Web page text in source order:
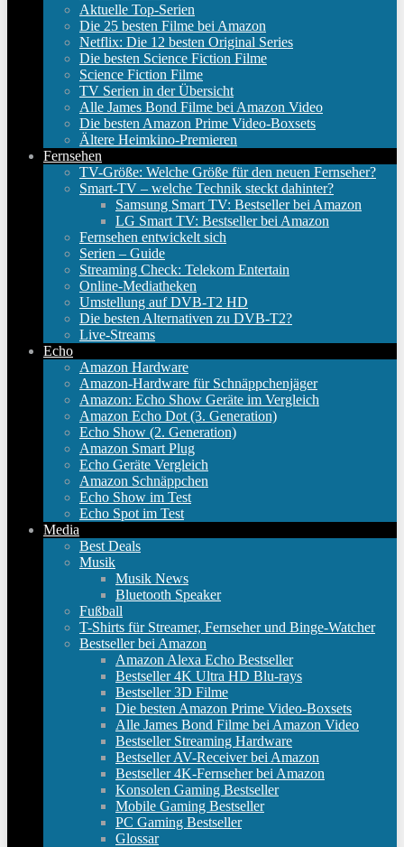
Aktuelle Top-Serien
Die 25 besten Filme bei Amazon
Netflix: Die 12 besten Original Series
Die besten Science Fiction Filme
Science Fiction Filme
TV Serien in der Übersicht
Alle James Bond Filme bei Amazon Video
Die besten Amazon Prime Video-Boxsets
Ältere Heimkino-Premieren
Fernsehen
TV-Größe: Welche Größe für den neuen Fernseher?
Smart-TV – welche Technik steckt dahinter?
Samsung Smart TV: Bestseller bei Amazon
LG Smart TV: Bestseller bei Amazon
Fernsehen entwickelt sich
Serien – Guide
Streaming Check: Telekom Entertain
Online-Mediatheken
Umstellung auf DVB-T2 HD
Die besten Alternativen zu DVB-T2?
Live-Streams
Echo
Amazon Hardware
Amazon-Hardware für Schnäppchenjäger
Amazon: Echo Show Geräte im Vergleich
Amazon Echo Dot (3. Generation)
Echo Show (2. Generation)
Amazon Smart Plug
Echo Geräte Vergleich
Amazon Schnäppchen
Echo Show im Test
Echo Spot im Test
Media
Best Deals
Musik
Musik News
Bluetooth Speaker
Fußball
T-Shirts für Streamer, Fernseher und Binge-Watcher
Bestseller bei Amazon
Amazon Alexa Echo Bestseller
Bestseller 4K Ultra HD Blu-rays
Bestseller 3D Filme
Die besten Amazon Prime Video-Boxsets
Alle James Bond Filme bei Amazon Video
Bestseller Streaming Hardware
Bestseller AV-Receiver bei Amazon
Bestseller 4K-Fernseher bei Amazon
Konsolen Gaming Bestseller
Mobile Gaming Bestseller
PC Gaming Bestseller
Glossar